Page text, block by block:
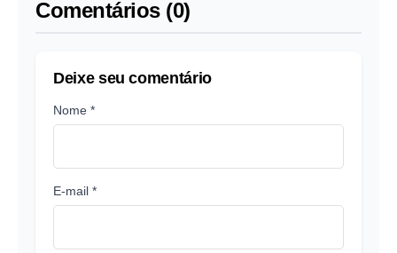
Comentários (0)
Deixe seu comentário
Nome *
E-mail *